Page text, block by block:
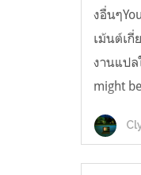
งอื่นๆ
เม้นต์เ
งานแปล
might